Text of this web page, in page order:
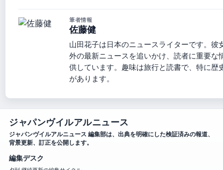
筆者情報
佐藤健
山田花子は日本のニュースライターです。彼
外の最新ニュースを追いかけ、読者に重要な
供しています。趣味は旅行と読書で、特に歴
があります。
ジャパンヴイルアルニュース
ジャパンヴイルアルニュース 編集部は、出典を明確にした検証済みの報道、
背景更新、訂正を公開します。
編集デスク